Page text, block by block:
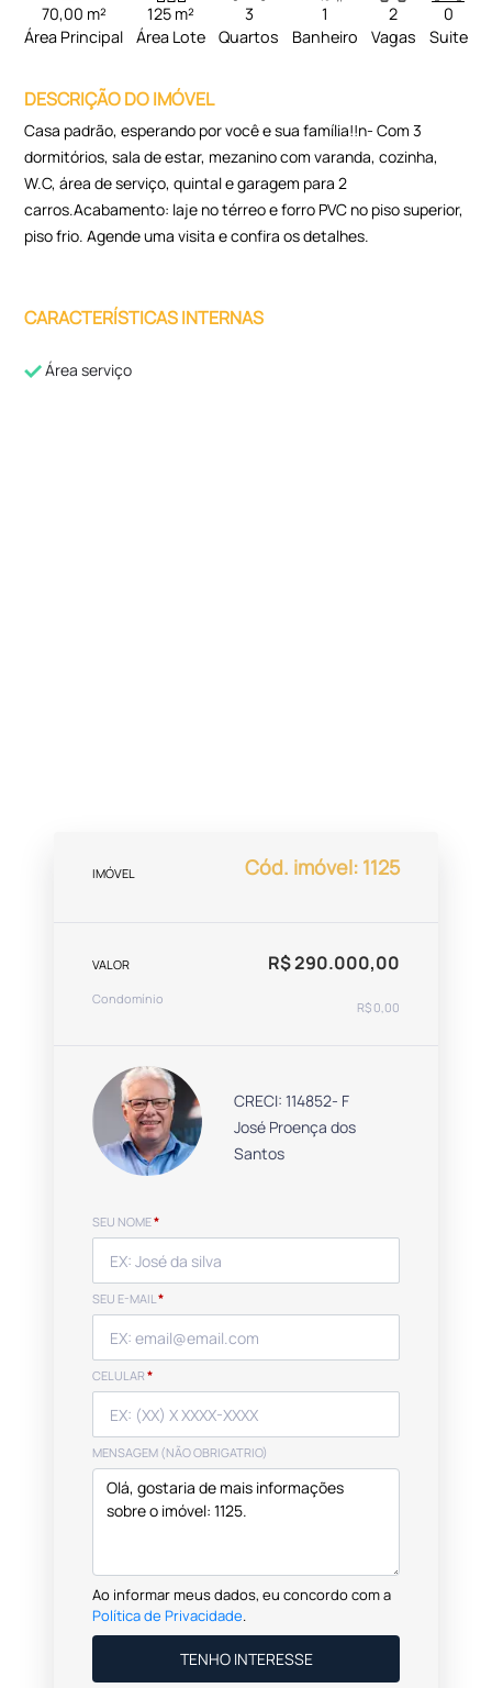
70,00 m²
Área Principal
125 m²
Área Lote
3
Quartos
1
Banheiro
2
Vagas
0
Suite
DESCRIÇÃO DO IMÓVEL
Casa padrão, esperando por você e sua família!!n- Com 3
dormitórios, sala de estar, mezanino com varanda, cozinha,
W.C, área de serviço, quintal e garagem para 2
carros.Acabamento: laje no térreo e forro PVC no piso superior,
piso frio. Agende uma visita e confira os detalhes.
CARACTERÍSTICAS INTERNAS
Área serviço
IMÓVEL Cód. imóvel: 1125
VALOR R$ 290.000,00
Condomínio
R$ 0,00
CRECI: 114852- F
José Proença dos
Santos
SEU NOME*
SEU E-MAIL*
CELULAR *
MENSAGEM (NÃO OBRIGATRIO)
Ao informar meus dados, eu concordo com a
Política de Privacidade.
TENHO INTERESSE